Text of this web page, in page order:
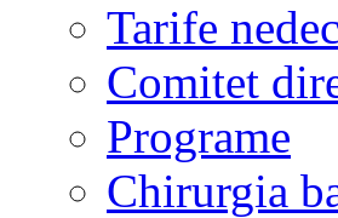
Tarife
Comitet
Programe
Chirurgia